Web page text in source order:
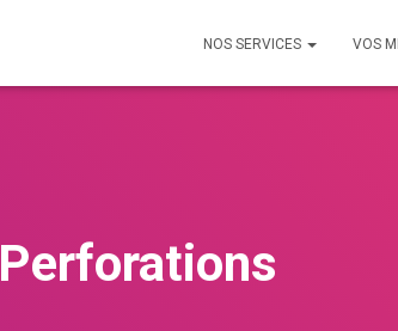
NOS SERVICES VOS
Perforations